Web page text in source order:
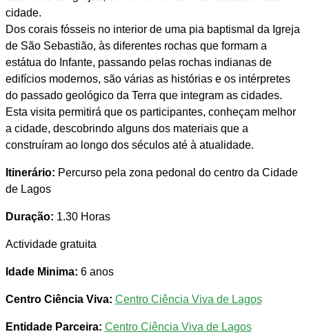
cidade.
Dos corais fósseis no interior de uma pia baptismal da Igreja
de São Sebastião, às diferentes rochas que formam a
estátua do Infante, passando pelas rochas indianas de
edifícios modernos, são várias as histórias e os intérpretes
do passado geológico da Terra que integram as cidades.
Esta visita permitirá que os participantes, conheçam melhor
a cidade, descobrindo alguns dos materiais que a
construíram ao longo dos séculos até à atualidade.
Itinerário: Percurso pela zona pedonal do centro da Cidade
de Lagos
Duração: 1.30 Horas
Actividade gratuita
Idade Minima: 6 anos
Centro Ciência Viva: Centro Ciência Viva de Lagos
Entidade Parceira: Centro Ciência Viva de Lagos